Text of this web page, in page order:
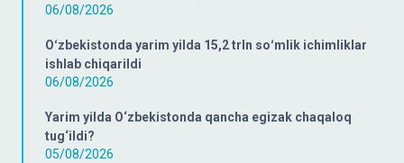
06/08/2026
Oʻzbekistonda yarim yilda 15,2 trln soʻmlik ichimliklar
ishlab chiqarildi
06/08/2026
Yarim yilda O‘zbekistonda qancha egizak chaqaloq
tug‘ildi?
05/08/2026